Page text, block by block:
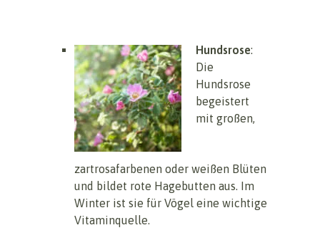
Hundsrose:
Die
Hundsrose
begeistert
mit großen,
zartrosafarbenen oder weißen Blüten
und bildet rote Hagebutten aus. Im
Winter ist sie für Vögel eine wichtige
Vitaminquelle.